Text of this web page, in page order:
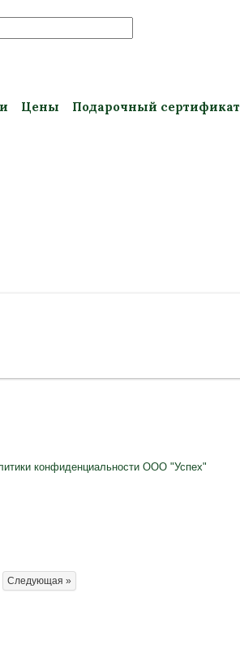
Цены Подарочный сертификат
конфиденциальности ООО "Успех"
Следующая »